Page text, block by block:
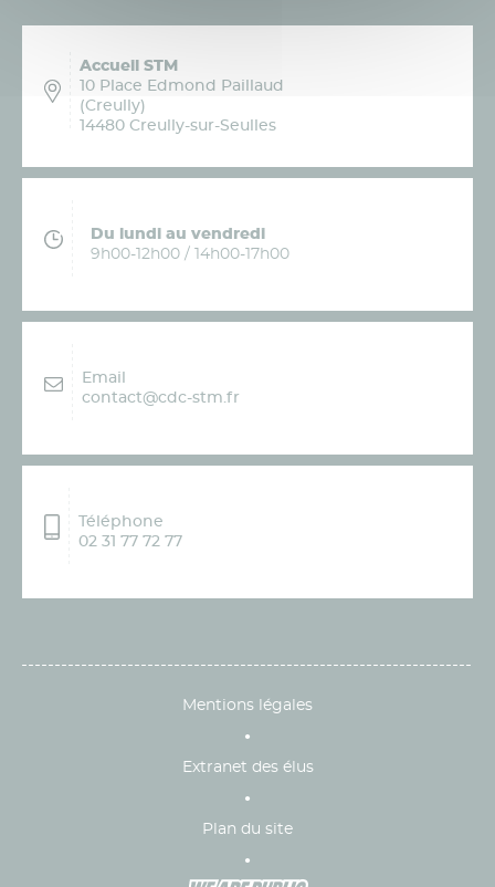
Accueil STM
10 Place Edmond Paillaud
(Creully)
14480 Creully-sur-Seulles
Du lundi au vendredi
9h00-12h00 / 14h00-17h00
Email
contact@cdc-stm.fr
Téléphone
02 31 77 72 77
Mentions légales
Extranet des élus
Plan du site